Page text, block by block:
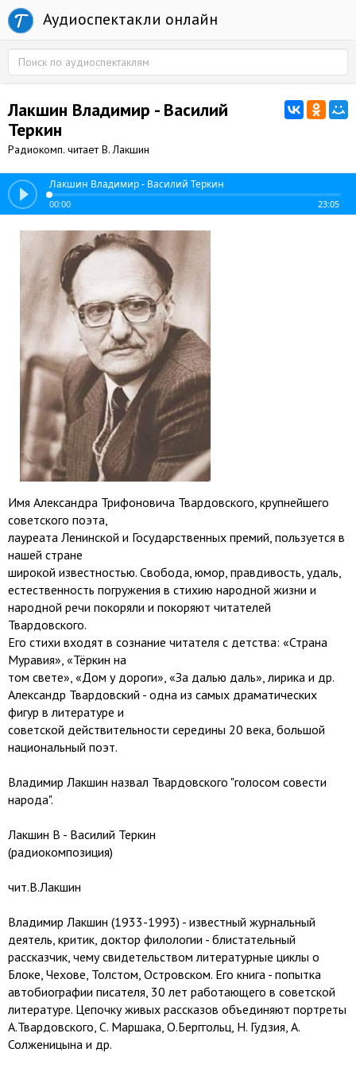
Аудиоспектакли онлайн
Лакшин Владимир - Василий
Теркин
Радиокомп. читает В. Лакшин
Лакшин Владимир - Василий Теркин
00:00 23:05
Имя Александра Трифоновича Твардовского, крупнейшего
советского поэта,
лауреата Ленинской и Государственных премий, пользуется в
нашей стране
широкой известностью. Свобода, юмор, правдивость, удаль,
естественность погружения в стихию народной жизни и
народной речи покоряли и покоряют читателей
Твардовского.
Его стихи входят в сознание читателя с детства: «Страна
Муравия», «Тёркин на
том свете», «Дом у дороги», «За далью даль», лирика и др.
Александр Твардовский - одна из самых драматических
фигур в литературе и
советской действительности середины 20 века, большой
национальный поэт.
Владимир Лакшин назвал Твардовского "голосом совести
народа".
Лакшин В - Василий Теркин
(радиокомпозиция)
чит.В.Лакшин
Владимир Лакшин (1933-1993) - известный журнальный
деятель, критик, доктор филологии - блистательный
рассказчик, чему свидетельством литературные циклы о
Блоке, Чехове, Толстом, Островском. Его книга - попытка
автобиографии писателя, 30 лет работающего в советской
литературе. Цепочку живых рассказов объединяют портреты
А.Твардовского, С. Маршака, О.Берггольц, Н. Гудзия, А.
Солженицына и др.